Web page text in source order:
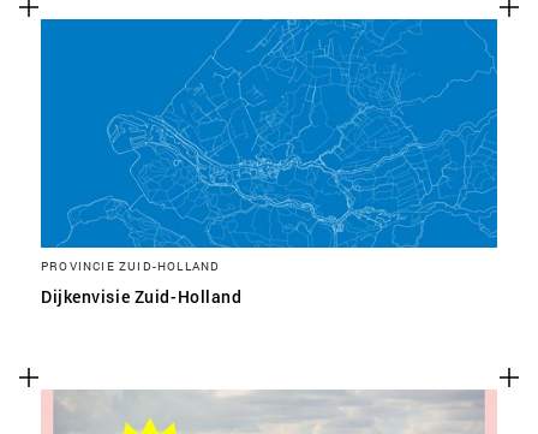
PROVINCIE ZUID-HOLLAND
Dijkenvisie Zuid-Holland